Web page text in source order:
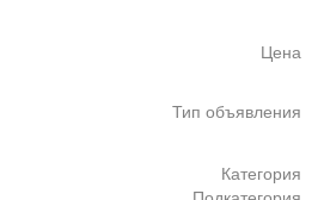
Цена
Тип объявления
Категория